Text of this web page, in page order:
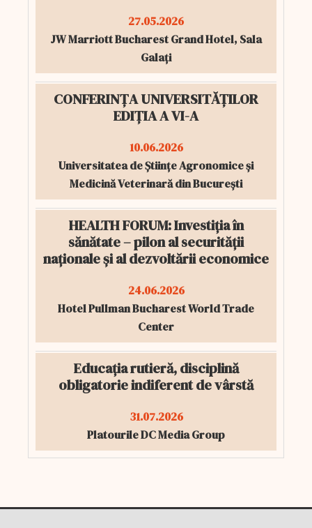
27.05.2026
JW Marriott Bucharest Grand Hotel, Sala
Galați
CONFERINȚA UNIVERSITĂȚILOR
EDIȚIA A VI-A
10.06.2026
Universitatea de Științe Agronomice și
Medicină Veterinară din București
HEALTH FORUM: Investiția în
sănătate – pilon al securității
naționale și al dezvoltării economice
24.06.2026
Hotel Pullman Bucharest World Trade
Center
Educația rutieră, disciplină
obligatorie indiferent de vârstă
31.07.2026
Platourile DC Media Group